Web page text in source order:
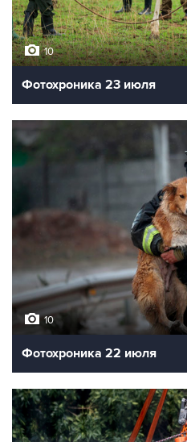
10
Фотохроника 23 июля
10
Фотохроника 22 июля